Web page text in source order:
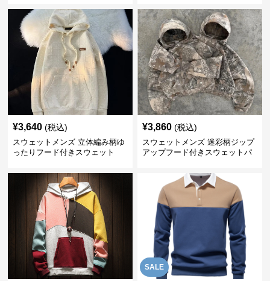
¥3,640 (税込)
スウェットメンズ 立体編み柄ゆ
ったりフード付きスウェット
¥3,860 (税込)
スウェットメンズ 迷彩柄ジップ
アップフード付きスウェットパ
SALE